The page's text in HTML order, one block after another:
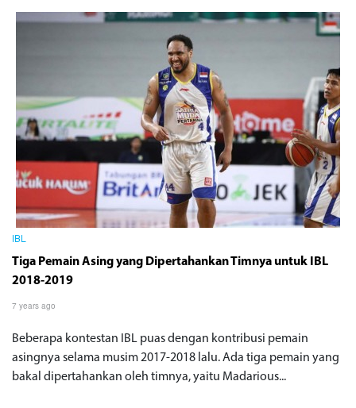
IBL
Tiga Pemain Asing yang Dipertahankan Timnya untuk IBL
2018-2019
7 years ago
Beberapa kontestan IBL puas dengan kontribusi pemain
asingnya selama musim 2017-2018 lalu. Ada tiga pemain yang
bakal dipertahankan oleh timnya, yaitu Madarious...